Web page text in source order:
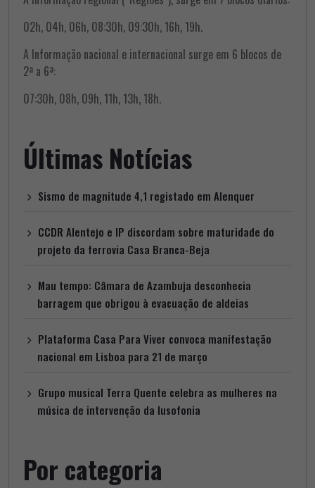
02h, 04h, 06h, 08:30h, 09:30h, 16h, 19h.
A Informação nacional e internacional surge em 6 blocos de
2ª a 6ª:
07:30h, 08h, 09h, 11h, 13h, 18h.
Últimas Notícias
Sismo de magnitude 4,1 registado em Alenquer
CCDR Alentejo e IP discordam sobre maturidade do
projeto da ferrovia Casa Branca-Beja
Mau tempo: Câmara de Azambuja desconhecia
barragem que obrigou à evacuação de aldeias
Plataforma Casa Para Viver convoca manifestação
nacional em Lisboa para 21 de março
Grupo musical Terra Quente celebra as mulheres na
música de intervenção da lusofonia
Por categoria